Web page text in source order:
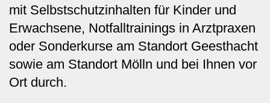
mit Selbstschutzinhalten für Kinder und
Erwachsene, Notfalltrainings in Arztpraxen
oder Sonderkurse am Standort Geesthacht
sowie am Standort Mölln und bei Ihnen vor
Ort durch.